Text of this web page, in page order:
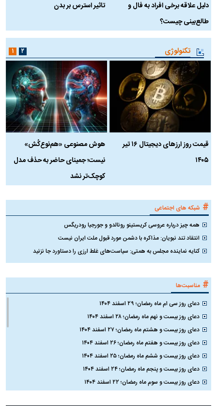
دلیل علاقه برخی افراد به فال و
طالع‌بینی چیست؟
تاثیر استرس بر بدن
تکنولوژی
قیمت روز ارز‌های دیجیتال ۱۶ تیر
۱۴۰۵
هوش مصنوعی «هم‌نوع‌کُش»
نیست؛ جمینای حاضر به حذف مدل
کوچک‌تر نشد
۱ ۲
# شبکه های اجتماعی
همه چیز درباره عروسی کریستینو رونالدو و جورجیا رودریگس
انتقاد تند نبویان: مذاکره با دشمن مورد قبول ملت ایران نیست
کنایه نماینده مجلس به همتی: سیاست‌های غلط ارزی را دستاورد جا نزنید
# مناسبت‌ها
دعای روز سی ام ماه رمضان؛ ۲۹ اسفند ۱۴۰۴
دعای روز بیست و نهم ماه رمضان؛ ۲۸ اسفند ۱۴۰۴
دعای روز بیست و هشتم ماه رمضان؛ ۲۷ اسفند ۱۴۰۴
دعای روز بیست و هفتم ماه رمضان؛ ۲۶ اسفند ۱۴۰۴
دعای روز بیست و ششم ماه رمضان؛ ۲۵ اسفند ۱۴۰۴
دعای روز بیست و پنجم ماه رمضان؛ ۲۴ اسفند ۱۴۰۴
دعای روز بیست و سوم ماه رمضان؛ ۲۲ اسفند ۱۴۰۴